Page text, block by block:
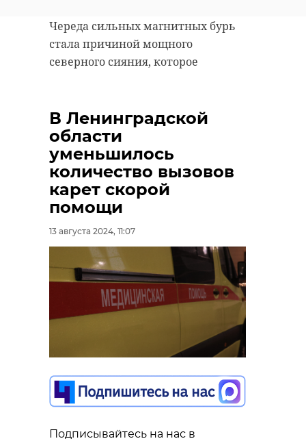
В Ленинградской
области
уменьшилось
количество вызовов
карет скорой
помощи
13 августа 2024, 11:07
Подписывайтесь на нас в
Череда сильных магнитных бурь
стала причиной мощного
северного сияния, которое
ранее также писал 47channel.
Мощное
северное
сияние
обрушилось на
Ленобласть
минувшей
ночью
В ночь на вторник, 13 августа, жители
Ленинградской области смогли
наблюдать очень яркое северное
розовые и красные высокие лучи,
Фото: © ИКИ РАН и ИСЗФ СО РАН
Лаборатория солнечной